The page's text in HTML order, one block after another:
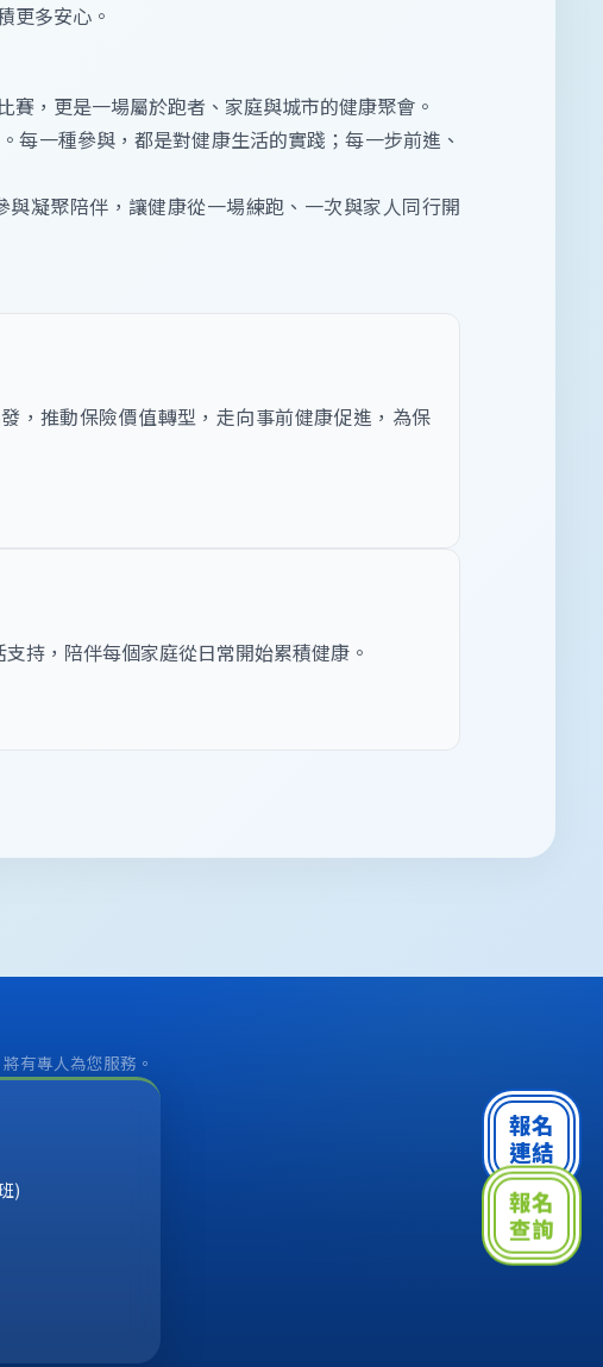
更多安心。
，更是一場屬於跑者、家庭與城市的健康聚會。
每一種參與，都是對健康生活的實踐；每一步前進、
凝聚陪伴，讓健康從一場練跑、一次與家人同行開
，推動保險價值轉型，走向事前健康促進，為保
持，陪伴每個家庭從日常開始累積健康。
有專人為您服務。
)
報名
連結
報名
查詢